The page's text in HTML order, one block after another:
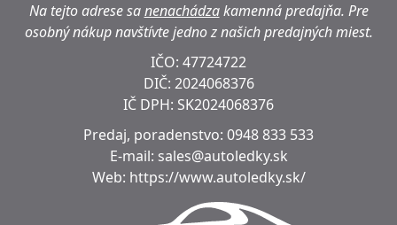
Na tejto adrese sanenachádzakamenná predajňa. Pre
osobný nákup navštívte jedno z našich predajných miest.
IČO: 47724722
DIČ: 2024068376
IČ DPH: SK2024068376
Predaj, poradenstvo: 0948 833 533
E-mail: sales@autoledky.sk
Web: https://www.autoledky.sk/